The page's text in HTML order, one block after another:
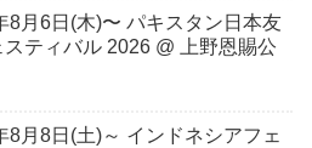
8月6日(木)〜 パキスタン日本友
スティバル 2026 @ 上野恩賜公
8月8日(土)～ インドネシアフェ